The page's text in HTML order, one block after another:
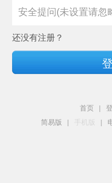
安全提问(未设置请忽
还没有注册？
首页 |
简易版
| 手机版 |